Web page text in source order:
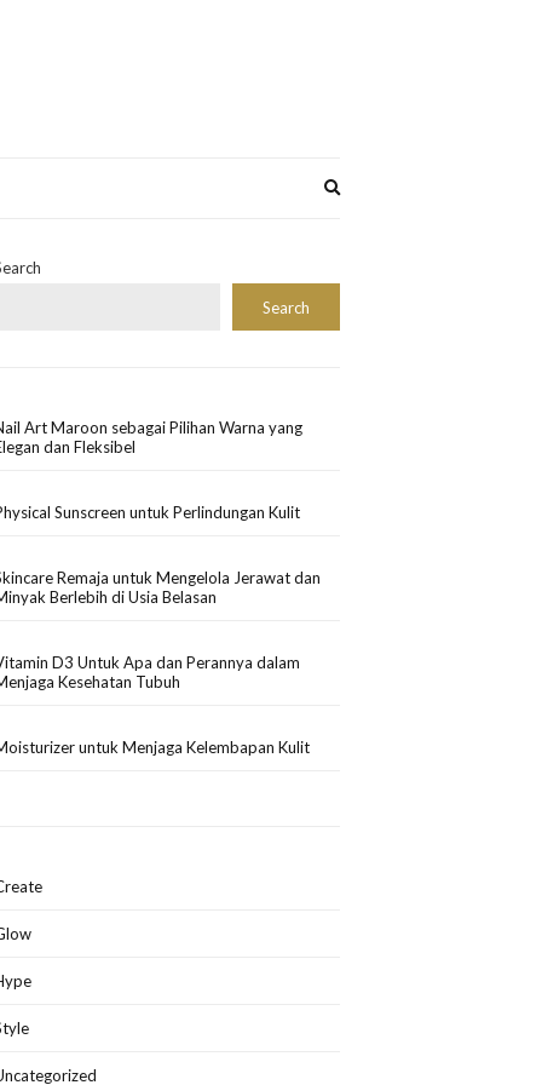
Search
Art Maroon sebagai Pilihan Warna yang
dan Fleksibel
Sunscreen untuk Perlindungan Kulit
Remaja untuk Mengelola Jerawat dan
Berlebih di Usia Belasan
D3 Untuk Apa dan Perannya dalam
Kesehatan Tubuh
untuk Menjaga Kelembapan Kulit